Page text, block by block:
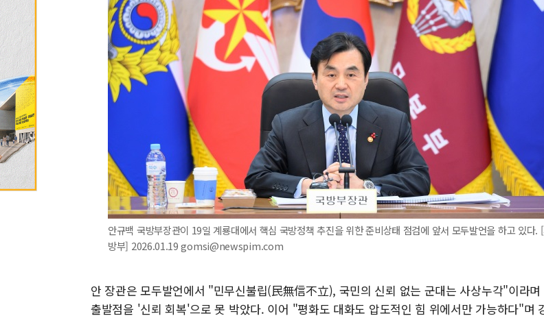
안규백 국방부장관이 19일 계룡대에서 핵심 국방정책 추진을 위한 준비상태 점검에 앞서 모두발언을 하고 있다.
방부] 2026.01.19 gomsi@newspim.com
안 장관은 모두발언에서 "민무신불립(民無信不立), 국민의 신뢰 없는 군대는 사상누각"이라며
출발점을 '신뢰 회복'으로 못 박았다. 이어 "평화도 대화도 압도적인 힘 위에서만 가능하다"며